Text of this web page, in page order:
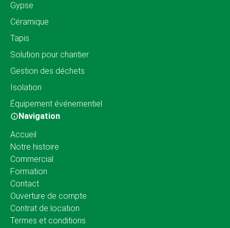
Gypse
Céramique
Tapis
Solution pour chantier
Gestion des déchets
Isolation
Équipement événementiel
Navigation
Accueil
Notre histoire
Commercial
Formation
Contact
Ouverture de compte
Contrat de location
Termes et conditions